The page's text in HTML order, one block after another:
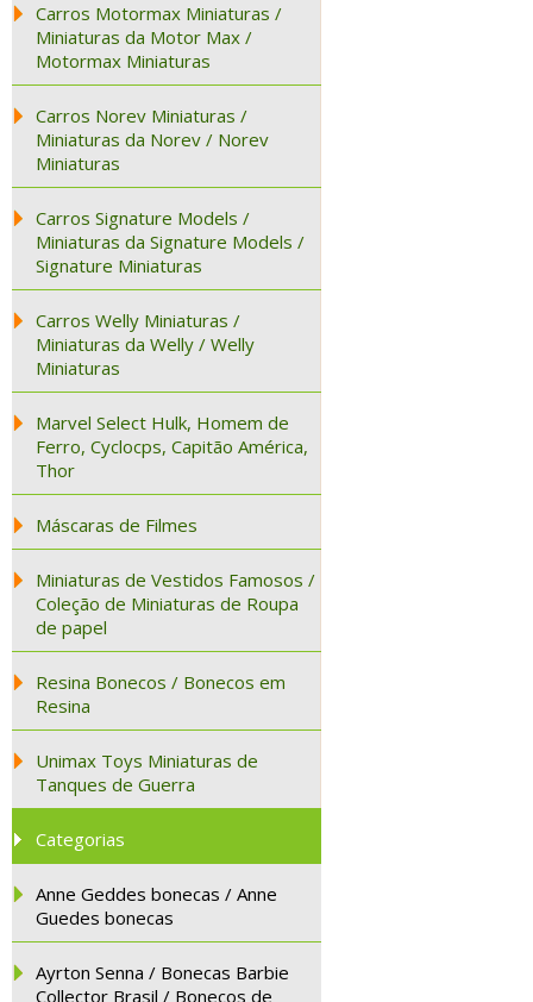
Carros Motormax Miniaturas /
Miniaturas da Motor Max /
Motormax Miniaturas
Carros Norev Miniaturas /
Miniaturas da Norev / Norev
Miniaturas
Carros Signature Models /
Miniaturas da Signature Models /
Signature Miniaturas
Carros Welly Miniaturas /
Miniaturas da Welly / Welly
Miniaturas
Marvel Select Hulk, Homem de
Ferro, Cyclocps, Capitão América,
Thor
Máscaras de Filmes
Miniaturas de Vestidos Famosos /
Coleção de Miniaturas de Roupa
de papel
Resina Bonecos / Bonecos em
Resina
Unimax Toys Miniaturas de
Tanques de Guerra
Categorias
Anne Geddes bonecas / Anne
Guedes bonecas
Ayrton Senna / Bonecas Barbie
Collector Brasil / Bonecos de